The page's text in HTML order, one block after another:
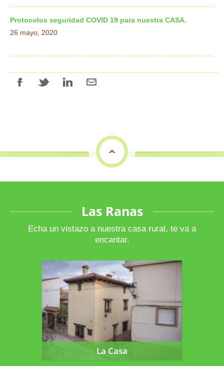
Protocolos seguridad COVID 19 para nuestra CASA.
26 mayo, 2020
Las Ranas
Echa un vistazo a nuestra casa rural, te va a
encantar.
La Casa
La Casa